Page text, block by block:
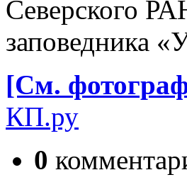
Северского
заповедника
[См.
КП.ру
0